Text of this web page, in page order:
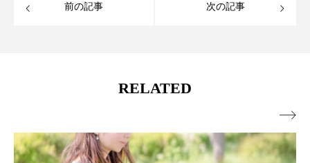
前の記事 次の記事
RELATED
